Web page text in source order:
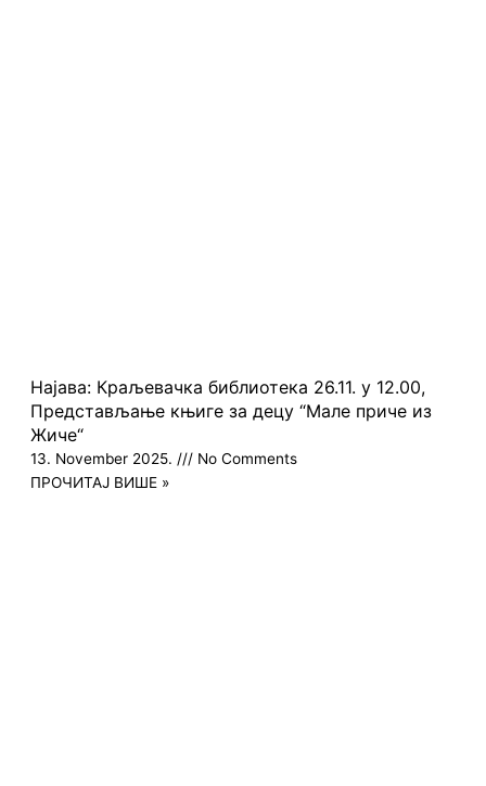
Најава: Краљевачка библиотека 26.11. у 12.00,
Представљање књиге за децу “Мале приче из
Жиче“
13. November 2025.
No Comments
ПРОЧИТАЈ ВИШЕ »